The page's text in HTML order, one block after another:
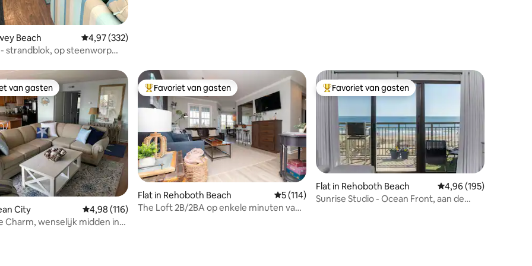
Beach Gemiddelde beoordeling van 4,97 op 5, 332 recensies
4,97 (332)
strandblok, op steenworp
van gasten
van gasten
City Gemiddelde beoordeling van 4,98 op 5, 116 recensies
4,98 (116)
Charm, wenselijk midden in
Topfavoriet van gasten
Favoriet van gasten
Flat in Rehoboth Beach Gemiddelde beoordeling van 5 op 5, 114 recensies
5 (114)
The Loft 2B/2BA op enkele minuten van
Topfavoriet van gasten
Favoriet van gasten
Flat in Rehoboth Beach Gemiddelde
4,96 (195)
Sunrise Studio - Ocean Front, aan de